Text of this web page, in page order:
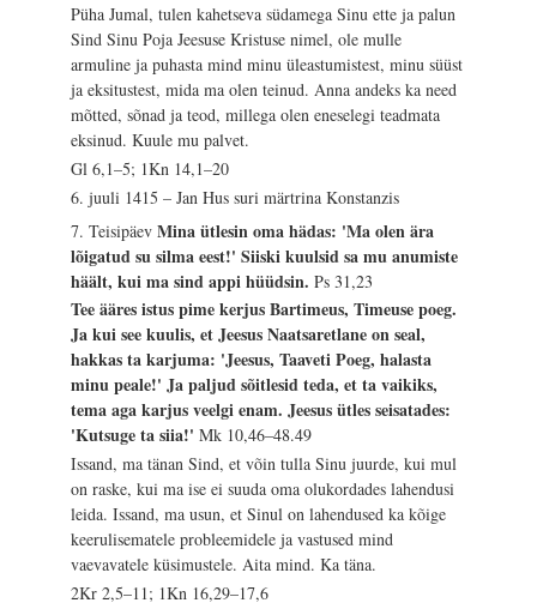
Püha Jumal, tulen kahetseva südamega Sinu ette ja palun
Sind Sinu Poja Jeesuse Kristuse nimel, ole mulle
armuline ja puhasta mind minu üleastumistest, minu süüst
ja eksitustest, mida ma olen teinud. Anna andeks ka need
mõtted, sõnad ja teod, millega olen eneselegi teadmata
eksinud. Kuule mu palvet.
Gl 6,1–5; 1Kn 14,1–20
6. juuli 1415 – Jan Hus suri märtrina Konstanzis
7. TeisipäevMina ütlesin oma hädas: 'Ma olen ära
lõigatud su silma eest!' Siiski kuulsid sa mu anumiste
häält, kui ma sind appi hüüdsin.Ps 31,23
Tee ääres istus pime kerjus Bartimeus, Timeuse poeg.
Ja kui see kuulis, et Jeesus Naatsaretlane on seal,
hakkas ta karjuma: 'Jeesus, Taaveti Poeg, halasta
minu peale!' Ja paljud sõitlesid teda, et ta vaikiks,
tema aga karjus veelgi enam. Jeesus ütles seisatades:
'Kutsuge ta siia!'Mk 10,46–48.49
Issand, ma tänan Sind, et võin tulla Sinu juurde, kui mul
on raske, kui ma ise ei suuda oma olukordades lahendusi
leida. Issand, ma usun, et Sinul on lahendused ka kõige
keerulisematele probleemidele ja vastused mind
vaevavatele küsimustele. Aita mind. Ka täna.
2Kr 2,5–11; 1Kn 16,29–17,6